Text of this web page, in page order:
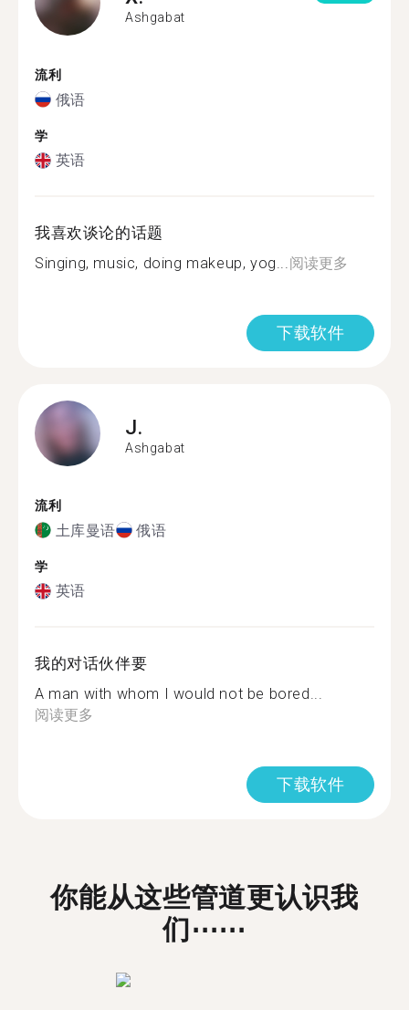
Ashgabat
流利
俄语
学
英语
我喜欢谈论的话题
Singing, music, doing makeup, yog...阅读更多
下载软件
J.
Ashgabat
流利
土库曼语 俄语
学
英语
我的对话伙伴要
A man with whom I would not be bored...
阅读更多
下载软件
你能从这些管道更认识我
们⋯⋯